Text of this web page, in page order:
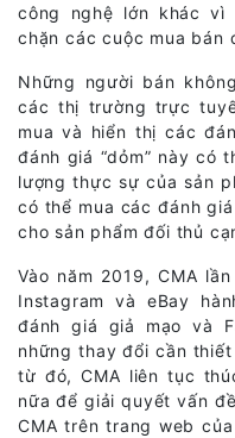
công nghệ lớn khác
chặn các cuộc mua bán
Những người bán
các thị trường trực
mua và hiển thị các
đánh giá “dỏm” này có
lượng thực sự của sản
có thể mua các đánh
cho sản phẩm đối thủ
Vào năm 2019, CMA
Instagram và eBay
đánh giá giả mạo và
những thay đổi cần
từ đó, CMA liên tục
nữa để giải quyết vấn
CMA trên trang web